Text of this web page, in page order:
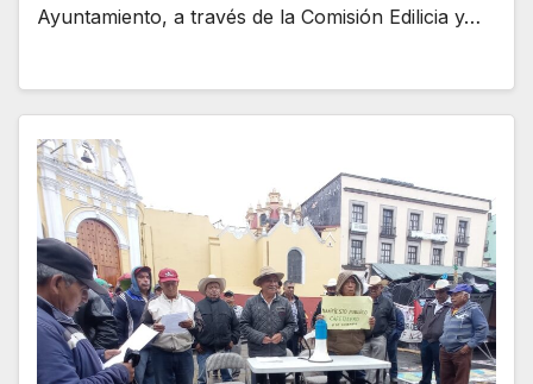
Ayuntamiento, a través de la Comisión Edilicia y…